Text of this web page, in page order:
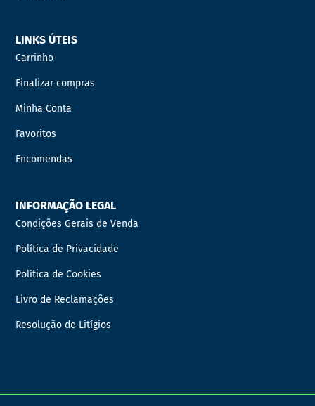
LINKS ÚTEIS
Carrinho
Finalizar compras
Minha Conta
Favoritos
Encomendas
INFORMAÇÃO LEGAL
Condições Gerais de Venda
Política de Privacidade
Política de Cookies
Livro de Reclamações
Resolução de Litígios